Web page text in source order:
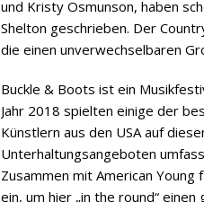
und Kristy Osmunson, haben
Shelton geschrieben. Der
die einen unverwechselbaren
Buckle & Boots ist ein
Jahr 2018 spielten einige der
Künstlern aus den USA auf
Unterhaltungsangeboten
Zusammen mit American
ein, um hier „in the round“